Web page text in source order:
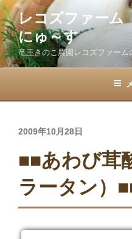
コ
ン
テ
ン
ツ
レコズファーム
にゅ～す
竜王きのこ農園レコズファーム
投
日:
2009年10月28日
■■あわび茸
ラータン）